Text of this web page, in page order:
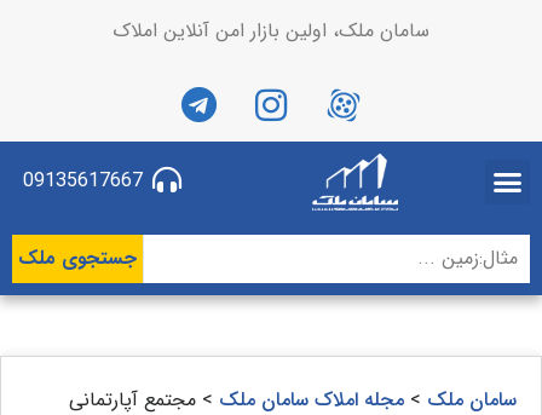
سامان ملک، اولین بازار امن آنلاین املاک
09135617667
جستجوی ملک
سامان ملک > مجله املاک سامان ملک > مجتمع آپارتمانی